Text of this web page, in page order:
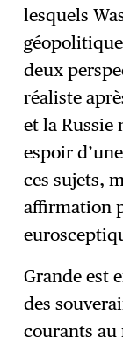
lesquels
deux
réaliste
et la Russie
espoir
ces sujets,
affirmation
Grande est
des
courants